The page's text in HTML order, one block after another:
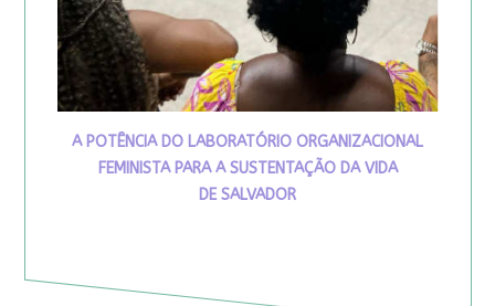
A POTÊNCIA DO LABORATÓRIO ORGANIZACIONAL
FEMINISTA PARA A SUSTENTAÇÃO DA VIDA
DE SALVADOR